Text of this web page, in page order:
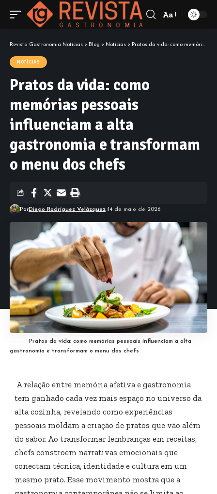
Aa
Revista Gastronomia Notícias > Blog > Notícias > Pratos da vida: como memórias pessoais influenciam a alta gastronomia e transformam o menu dos chefs
NOTÍCIAS
Pratos da vida: como
memórias pessoais
influenciam a alta
gastronomia e transformam
o menu dos chefs
PorDiego Rodríguez Velázquez 14 de maio de 2026
Pratos da vida: como memórias pessoais influenciam a alta
gastronomia e transformam o menu dos chefs
A relação entre memória afetiva e gastronomia
tem ganhado cada vez mais espaço no universo da
alta cozinha, revelando como experiências
pessoais moldam a criação de pratos que vão além
do sabor. Ao transformar lembranças em receitas,
chefs constroem narrativas emocionais que
conectam técnica, identidade e cultura em um
mesmo prato. Esse movimento mostra que a